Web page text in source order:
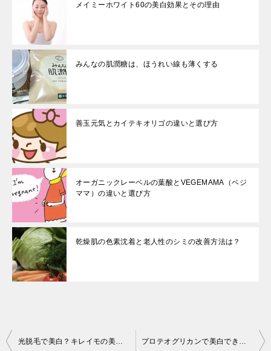
メイミーホワイト60の美白効果とその理由
みんなの肌潤糖は、ほうれい線も薄くする
善玉元気とカイテキオリゴの違いと選び方
オーガニックレーベルの葉酸とVEGEMAMA（ベジ
ママ）の違いと選び方
乾燥肌の色素沈着と老人性のシミの改善方法は？
投
光脱毛で美白？キレイモの美白脱毛との違いは？ プロテオグリカンで美白できるのはなぜ？